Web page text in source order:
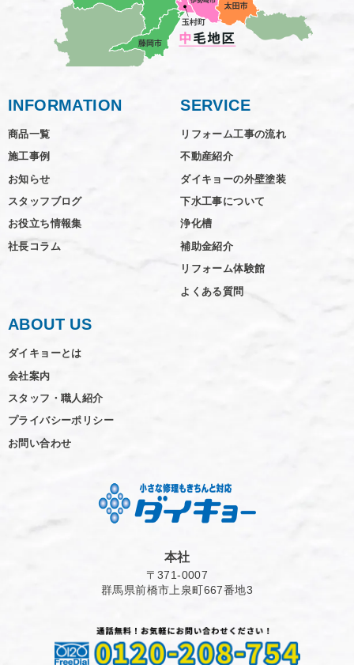
INFORMATION
商品一覧
施工事例
お知らせ
スタッフブログ
お役立ち情報集
社長コラム
SERVICE
リフォーム工事の流れ
不動産紹介
ダイキョーの外壁塗装
下水工事について
浄化槽
補助金紹介
リフォーム体験館
よくある質問
ABOUT US
ダイキョーとは
会社案内
スタッフ・職人紹介
プライバシーポリシー
お問い合わせ
本社
〒371-0007
群馬県前橋市上泉町667番地3